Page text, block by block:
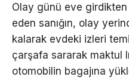
Olay günü eve girdikten
eden sanığın, olay
kalarak evdeki izleri
çarşafa sararak maktul
otomobilin bagajına